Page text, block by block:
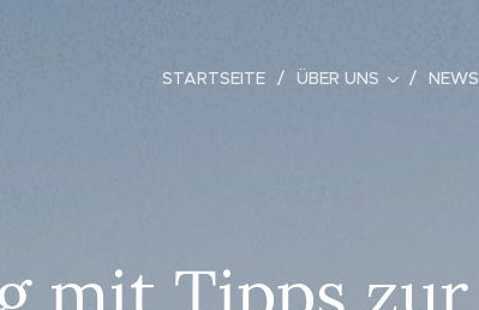
STARTSEITE ÜBER UNS NEWS